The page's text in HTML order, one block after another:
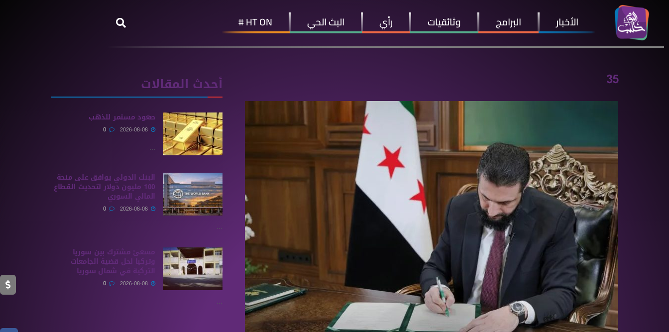
الأخبار البرامج وثائقيات رأي البث الحي HT ON #
35 أحدث المقالات
صعود مستمر للذهب
...
البنك الدولي يوافق على منحة
100 مليون دولار لتحديث القطاع
المالي السوري
...
مسعىً مشترك بين سوريا
وتركيا لحل قضية الجامعات
التركية في شمال سوريا
...